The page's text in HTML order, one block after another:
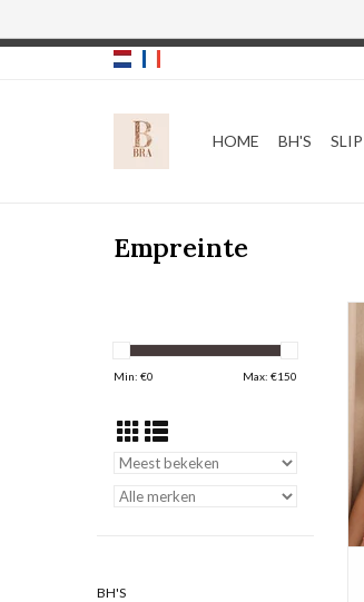
HOME BH'S SLIP
Empreinte
Min: €0 Max: €150
BH'S